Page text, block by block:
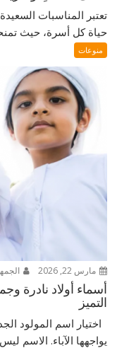
تعتبر المناسبات
حياة كل أسرة، حيث
منوعات
مارس 22, 2026
أسماء أولاد نادرة
التميز
اختيار اسم المولود
يواجهها الآباء. الاسم